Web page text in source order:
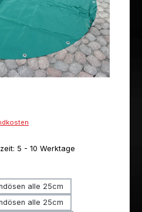
5 - 10 Werktage
alle 25cm
alle 25cm